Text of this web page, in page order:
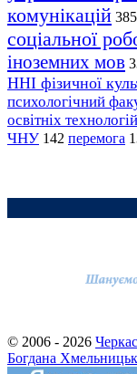
комунікацій 385
соціальної
іноземних мов
ННІ фізичної
психологічний
освітніх технологій
ЧНУ 142 перемога
© 2006 - 2026
Богдана